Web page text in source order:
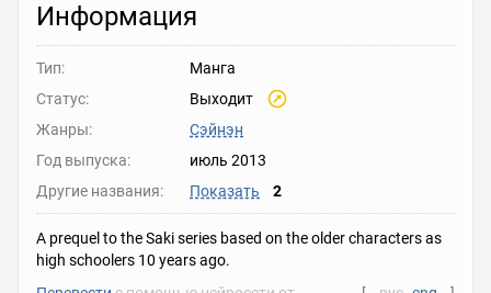
Информация
Тип:
Манга
Статус:
Выходит
Жанры:
Сэйнэн
Год выпуска:
июль 2013
Другие названия:
Показать 2
A prequel to the Saki series based on the older characters as
high schoolers 10 years ago.